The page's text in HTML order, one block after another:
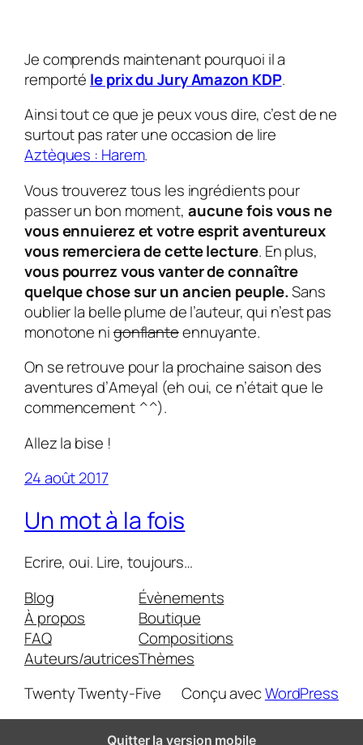
Je comprends maintenant pourquoi il a
remporté le prix du Jury Amazon KDP.
Ainsi tout ce que je peux vous dire, c’est de ne
surtout pas rater une occasion de lire
Aztèques : Harem.
Vous trouverez tous les ingrédients pour
passer un bon moment, aucune fois vous ne
vous ennuierez et votre esprit aventureux
vous remerciera de cette lecture. En plus,
vous pourrez vous vanter de connaître
quelque chose sur un ancien peuple.Sans
oublier la belle plume de l’auteur, qui n’est pas
monotone nigonflanteennuyante.
On se retrouve pour la prochaine saison des
aventures d’Ameyal (eh oui, ce n’était que le
commencement ^^).
Allez la bise !
24 août 2017
Un mot à la fois
Ecrire, oui. Lire, toujours…
Blog
À propos
FAQ
Auteurs/autrices
Évènements
Boutique
Compositions
Thèmes
Twenty Twenty-Five
Conçu avecWordPress
Quitter la version mobile